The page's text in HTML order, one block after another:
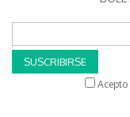
SUSCRIBIRSE
Acepto